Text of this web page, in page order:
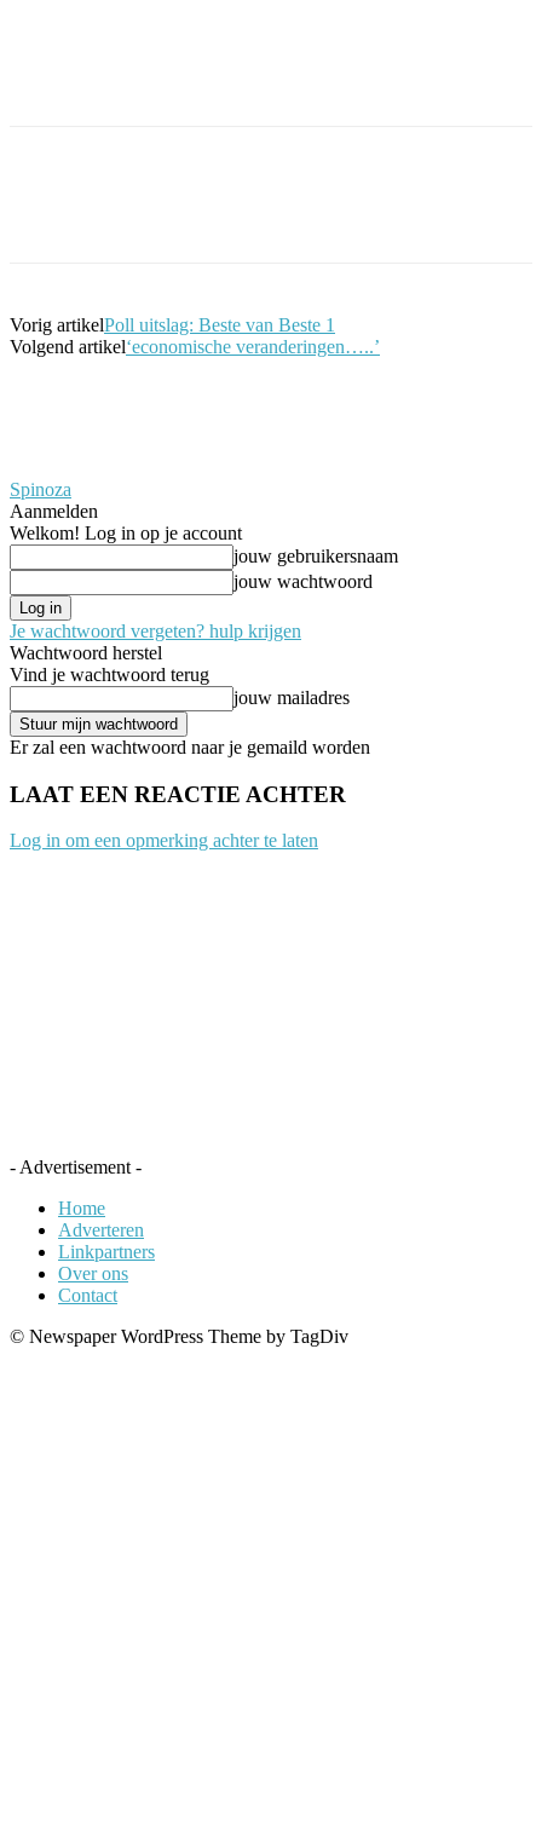
Vorig artikelPoll uitslag: Beste van Beste 1
Volgend artikel‘economische veranderingen…..’
Spinoza
Aanmelden
Welkom! Log in op je account
jouw gebruikersnaam
jouw wachtwoord
Je wachtwoord vergeten? hulp krijgen
Wachtwoord herstel
Vind je wachtwoord terug
jouw mailadres
Er zal een wachtwoord naar je gemaild worden
LAAT EEN REACTIE ACHTER
Log in om een opmerking achter te laten
- Advertisement -
Home
Adverteren
Linkpartners
Over ons
Contact
© Newspaper WordPress Theme by TagDiv